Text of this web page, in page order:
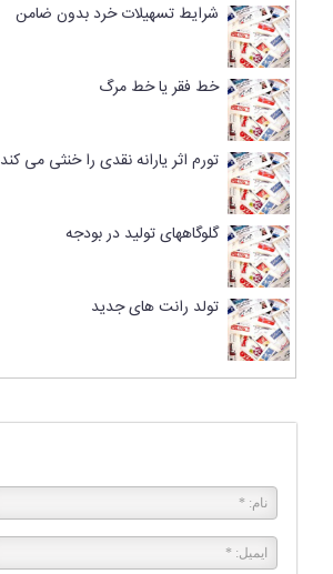
شرایط تسهیلات خرد بدون ضامن
خط فقر یا خط مرگ
تورم اثر یارانه نقدی را خنثی می کند
گلوگاههای تولید در بودجه
تولد رانت های جدید